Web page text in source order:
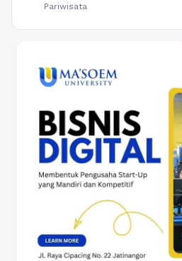
Pariwisata